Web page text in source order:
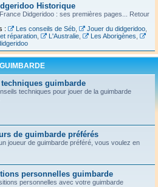
Historique
Didgeridoo : ses premières pages... Retour
:
Les conseils de Séb, Jouer du didgeridoo,
réparation, L'Australie, Les Aborigènes
GUIMBARDE
guimbarde
techniques pour jouer de la guimbarde
de guimbarde préférés
joueur de guimbarde préféré, vous voulez en
personnelles guimbarde
personnelles avec votre guimbarde